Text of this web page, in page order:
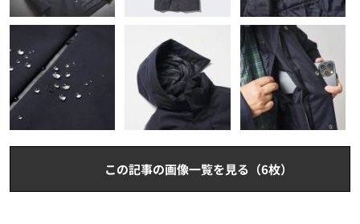
この記事の画像一覧を見る（6枚）